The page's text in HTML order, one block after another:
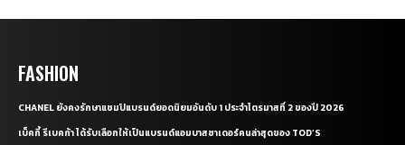
FASHION
CHANEL ยังคงรักษาแชมป์แบรนด์ยอดนิยมอันดับ 1 ประจำไตรมาสที่ 2 ของปี 2026
เบ็คกี้ รีเบคก้า ได้รับเลือกให้เป็นแบรนด์แอมบาสซาเดอร์คนล่าสุดของ TOD’S